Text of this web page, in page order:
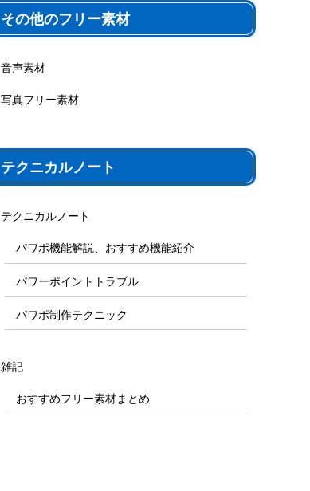
その他のフリー素材
音声素材
写真フリー素材
テクニカルノート
テクニカルノート
パワポ機能解説、おすすめ機能紹介
パワーポイントトラブル
パワポ制作テクニック
雑記
おすすめフリー素材まとめ